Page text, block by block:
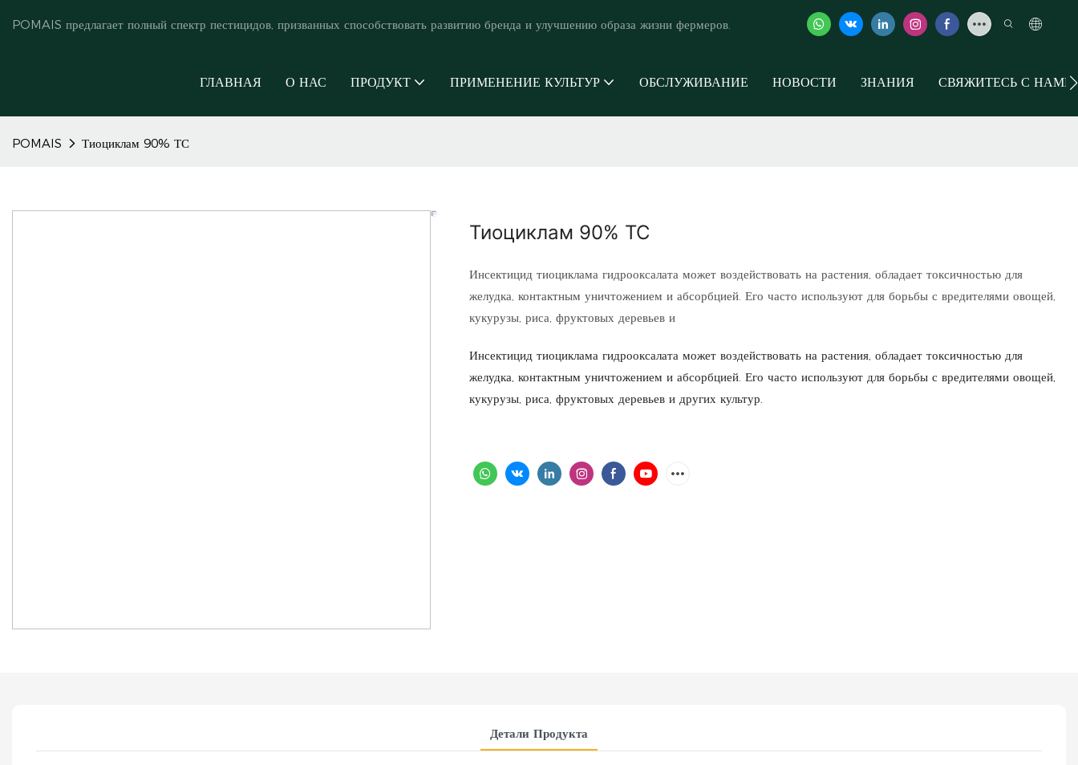
POMAIS предлагает полный спектр пестицидов, призванных способствовать развитию бренда и улучшению образа жизни фермеров.
ГЛАВНАЯ О НАС ПРОДУКТ ПРИМЕНЕНИЕ КУЛЬТУР ОБСЛУЖИВАНИЕ НОВОСТИ ЗНАНИЯ СВЯЖИТЕСЬ С НАМИ
POMAIS Тиоциклам 90% ТС
Тиоциклам 90% ТС
Инсектицид тиоциклама гидрооксалата может воздействовать на растения, обладает токсичностью для
желудка, контактным уничтожением и абсорбцией. Его часто используют для борьбы с вредителями овощей,
кукурузы, риса, фруктовых деревьев и
Инсектицид тиоциклама гидрооксалата может воздействовать на растения, обладает токсичностью для
желудка, контактным уничтожением и абсорбцией. Его часто используют для борьбы с вредителями овощей,
кукурузы, риса, фруктовых деревьев и других культур.
Детали Продукта